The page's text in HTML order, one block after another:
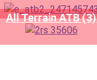
All Terrain ATB (3)